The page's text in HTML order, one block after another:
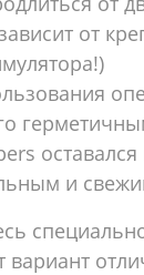
от
и
вариант